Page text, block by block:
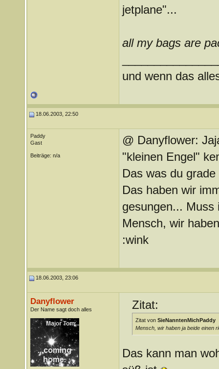
jetplane"...
all my bags are
und wenn das
18.06.2003, 22:50
Paddy
Gast
Beiträge: n/a
@ Danyflower:
"kleinen Engel"
Das was du
Das haben wir
gesungen... Muss
Mensch, wir
:wink
18.06.2003, 23:06
Danyflower
Der Name sagt doch alles Zitat:
Zitat von SieNanntenMichPaddy
Mensch, wir haben ja beide einen
Das kann man